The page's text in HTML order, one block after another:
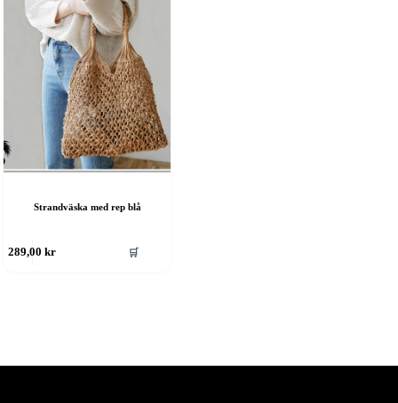
Strandväska med rep blå
289,00kr 🛒